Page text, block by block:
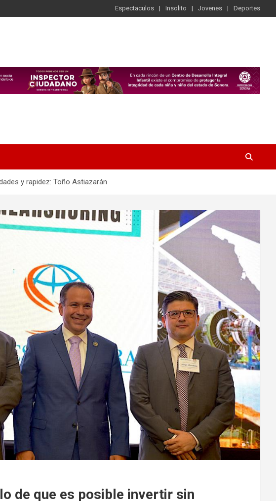
Espectaculos Insolito Jovenes Deportes
y rapidez: Toño Astiazarán
de que es posible invertir sin